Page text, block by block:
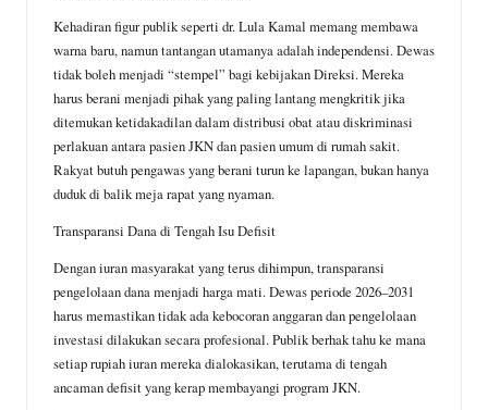
Kehadiran figur publik seperti dr. Lula Kamal memang membawa
warna baru, namun tantangan utamanya adalah independensi. Dewas
tidak boleh menjadi “stempel” bagi kebijakan Direksi. Mereka
harus berani menjadi pihak yang paling lantang mengkritik jika
ditemukan ketidakadilan dalam distribusi obat atau diskriminasi
perlakuan antara pasien JKN dan pasien umum di rumah sakit.
Rakyat butuh pengawas yang berani turun ke lapangan, bukan hanya
duduk di balik meja rapat yang nyaman.
Transparansi Dana di Tengah Isu Defisit
Dengan iuran masyarakat yang terus dihimpun, transparansi
pengelolaan dana menjadi harga mati. Dewas periode 2026–2031
harus memastikan tidak ada kebocoran anggaran dan pengelolaan
investasi dilakukan secara profesional. Publik berhak tahu ke mana
setiap rupiah iuran mereka dialokasikan, terutama di tengah
ancaman defisit yang kerap membayangi program JKN.